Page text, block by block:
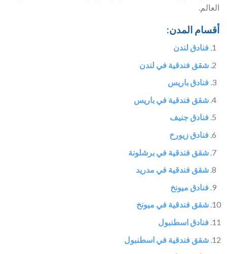
العالم.
أقسام المدن:
فنادق لندن
شقق فندقية في لندن
فنادق باريس
شقق فندقية في باريس
فنادق جنيف
فنادق زيورخ
شقق فندقية في برشلونة
شقق فندقية في مدريد
فنادق ميونخ
شقق فندقية في ميونخ
فنادق اسطنبول
شقق فندقية في اسطنبول